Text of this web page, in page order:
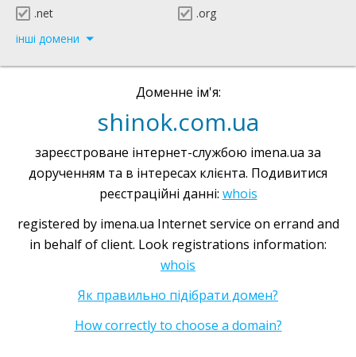
.net
.org
інші домени
Доменне ім'я:
shinok.com.ua
зареєстроване інтернет-службою imena.ua за
дорученням та в інтересах клієнта. Подивитися
реєстраційні данні: whois
registered by imena.ua Internet service on errand and
in behalf of client. Look registrations information:
whois
Як правильно підібрати домен?
How correctly to choose a domain?